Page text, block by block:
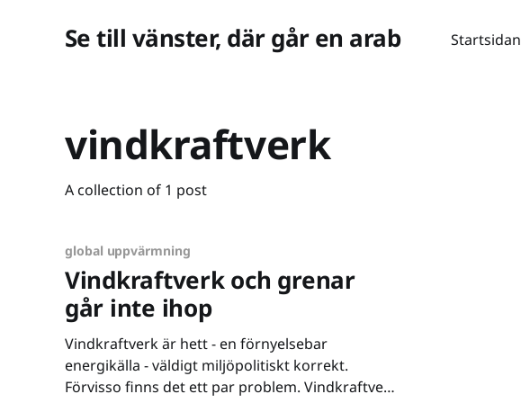
Se till vänster, där går en arab Startsidan
vindkraftverk
A collection of 1 post
global uppvärmning
Vindkraftverk och grenar
går inte ihop
Vindkraftverk är hett - en förnyelsebar
energikälla - väldigt miljöpolitiskt korrekt.
Förvisso finns det ett par problem. Vindkraftverk